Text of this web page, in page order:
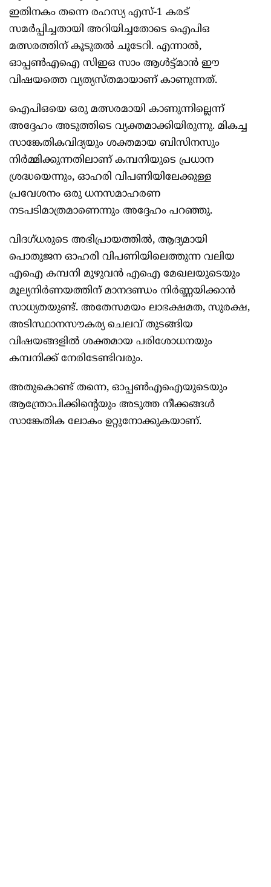
ഇതിനകം തന്നെ രഹസ്യ എസ്-1 കരട്
സമർപ്പിച്ചതായി അറിയിച്ചതോടെ ഐപിഒ
മത്സരത്തിന് കൂടുതൽ ചൂടേറി. എന്നാൽ,
ഓപ്പൺഎഐ സിഇഒ സാം ആൾട്ട്മാൻ ഈ
വിഷയത്തെ വ്യത്യസ്‍തമായാണ് കാണുന്നത്.
ഐപിഒയെ ഒരു മത്സരമായി കാണുന്നില്ലെന്ന്
അദ്ദേഹം അടുത്തിടെ വ്യക്തമാക്കിയിരുന്നു. മികച്ച
സാങ്കേതികവിദ്യയും ശക്തമായ ബിസിനസും
നിർമ്മിക്കുന്നതിലാണ് കമ്പനിയുടെ പ്രധാന
ശ്രദ്ധയെന്നും, ഓഹരി വിപണിയിലേക്കുള്ള
പ്രവേശനം ഒരു ധനസമാഹരണ
നടപടിമാത്രമാണെന്നും അദ്ദേഹം പറഞ്ഞു.
വിദഗ്ധരുടെ അഭിപ്രായത്തിൽ, ആദ്യമായി
പൊതുജന ഓഹരി വിപണിയിലെത്തുന്ന വലിയ
എഐ കമ്പനി മുഴുവൻ എഐ മേഖലയുടെയും
മൂല്യനിർണയത്തിന് മാനദണ്ഡം നിർണ്ണയിക്കാൻ
സാധ്യതയുണ്ട്. അതേസമയം ലാഭക്ഷമത, സുരക്ഷ,
അടിസ്ഥാനസൗകര്യ ചെലവ് തുടങ്ങിയ
വിഷയങ്ങളിൽ ശക്തമായ പരിശോധനയും
കമ്പനിക്ക് നേരിടേണ്ടിവരും.
അതുകൊണ്ട് തന്നെ, ഓപ്പൺഎഐയുടെയും
ആന്ത്രോപിക്കിന്റെയും അടുത്ത നീക്കങ്ങൾ
സാങ്കേതിക ലോകം ഉറ്റുനോക്കുകയാണ്.